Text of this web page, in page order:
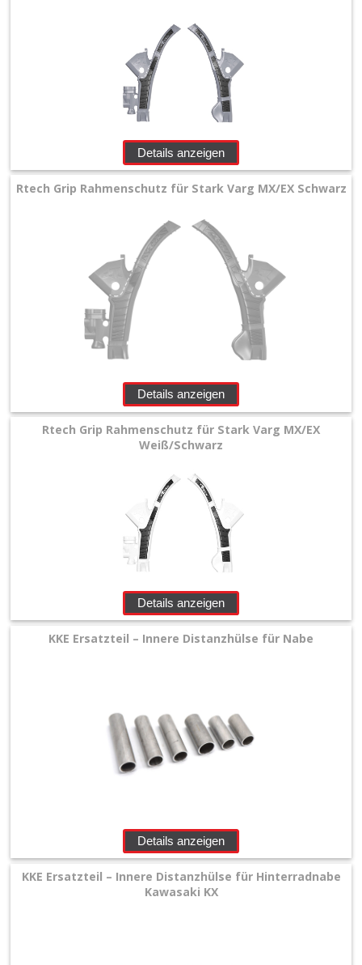
Details anzeigen
Rtech Grip Rahmenschutz für Stark Varg MX/EX Schwarz
Details anzeigen
Rtech Grip Rahmenschutz für Stark Varg MX/EX
Weiß/Schwarz
Details anzeigen
KKE Ersatzteil – Innere Distanzhülse für Nabe
Details anzeigen
KKE Ersatzteil – Innere Distanzhülse für Hinterradnabe
Kawasaki KX